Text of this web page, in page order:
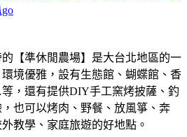
【準休閒農場】是大台北地區的一
境優雅，設有生態館、蝴蝶館、香
，還有提供DIY手工窯烤披薩、釣
也可以烤肉、野餐、放風箏、奔
教學、家庭旅遊的好地點。